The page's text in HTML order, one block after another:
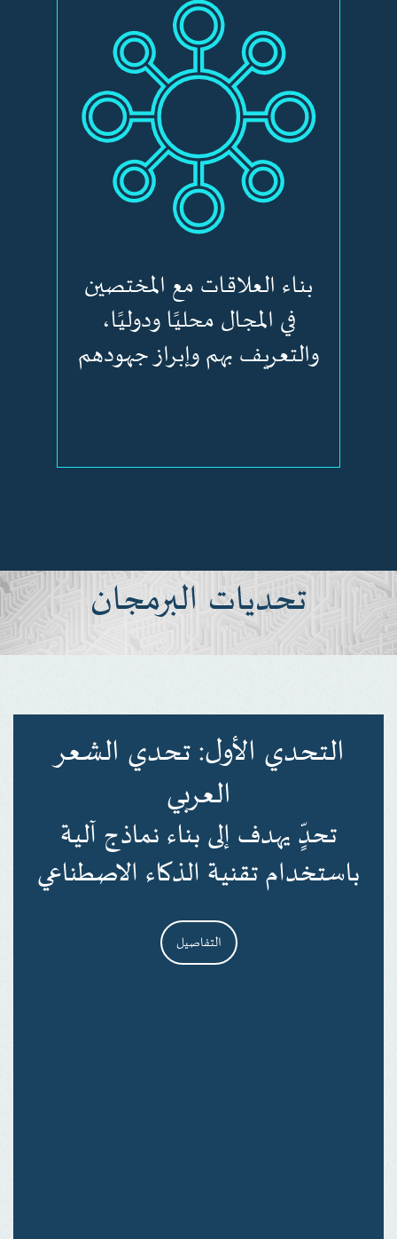
بناء العلاقات مع المختصين
في المجال محليًا ودوليًا،
والتعريف بهم وإبراز جهودهم
تحديات البرمجان
التحدي الأول: تحدي الشعر
العربي
تحدٍّ يهدف إلى بناء نماذج آلية
باستخدام تقنية الذكاء الاصطناعي
التفاصيل